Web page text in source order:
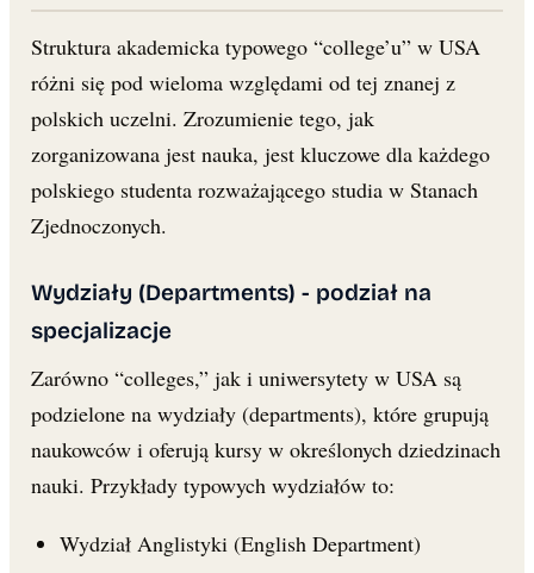
Struktura akademicka typowego “college’u” w USA
różni się pod wieloma względami od tej znanej z
polskich uczelni. Zrozumienie tego, jak
zorganizowana jest nauka, jest kluczowe dla każdego
polskiego studenta rozważającego studia w Stanach
Zjednoczonych.
Wydziały (Departments) - podział na
specjalizacje
Zarówno “colleges,” jak i uniwersytety w USA są
podzielone na wydziały (departments), które grupują
naukowców i oferują kursy w określonych dziedzinach
nauki. Przykłady typowych wydziałów to:
Wydział Anglistyki (English Department)